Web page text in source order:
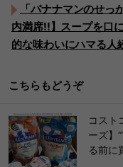
「バナナマンのせ
内満席!!】スープを口
的な味わいにハマる人
こちらもどうぞ
コスト
ーズ】
る前に